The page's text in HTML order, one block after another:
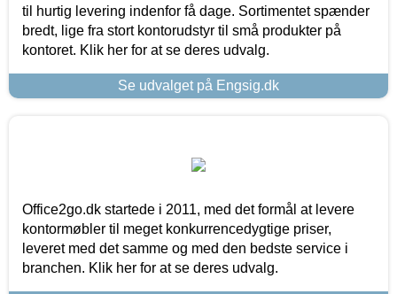
til hurtig levering indenfor få dage. Sortimentet spænder
bredt, lige fra stort kontorudstyr til små produkter på
kontoret. Klik her for at se deres udvalg.
Se udvalget på Engsig.dk
Office2go.dk startede i 2011, med det formål at levere
kontormøbler til meget konkurrencedygtige priser,
leveret med det samme og med den bedste service i
branchen. Klik her for at se deres udvalg.